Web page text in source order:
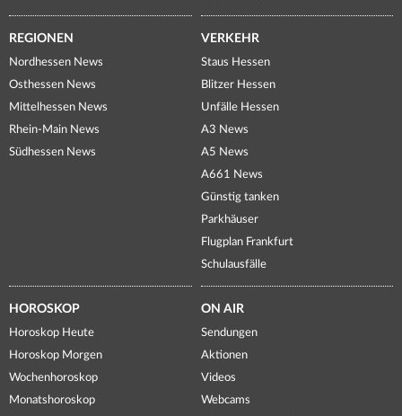
REGIONEN
Nordhessen News
Osthessen News
Mittelhessen News
Rhein-Main News
Südhessen News
VERKEHR
Staus Hessen
Blitzer Hessen
Unfälle Hessen
A3 News
A5 News
A661 News
Günstig tanken
Parkhäuser
Flugplan Frankfurt
Schulausfälle
HOROSKOP
Horoskop Heute
Horoskop Morgen
Wochenhoroskop
Monatshoroskop
ON AIR
Sendungen
Aktionen
Videos
Webcams